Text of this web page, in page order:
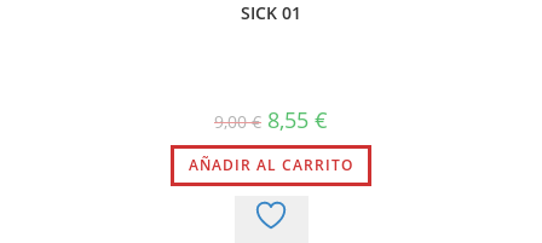
SICK 01
9,00€ El
precio
original
era:
9,00 €.
8,55 €
actual
es:
8,55 €.
AÑADIR AL CARRITO